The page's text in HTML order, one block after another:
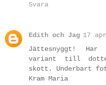
Svara
Edith och Jag 17
Jättesnyggt!
variant till
skott. Underbart
Kram Maria